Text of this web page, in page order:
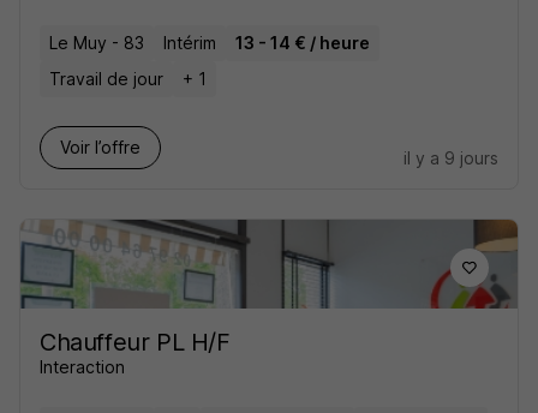
Le Muy - 83 Intérim
13 - 14 € / heure
Travail de jour
+ 1
Voir l’offre
il y a 9 jours
Chauffeur PL H/F
Interaction